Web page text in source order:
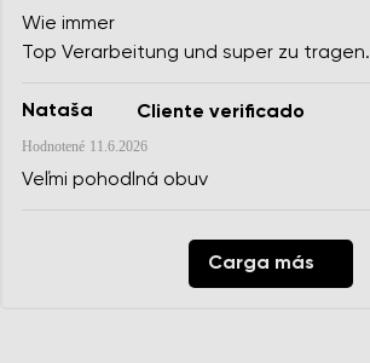
Wie immer
Top Verarbeitung und super zu tragen.
Nataša Cliente verificado
Hodnotené 11.6.2026
Veľmi pohodlná obuv
Carga más